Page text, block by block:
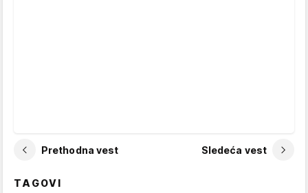
Prethodna vest Sledeća vest
TAGOVI